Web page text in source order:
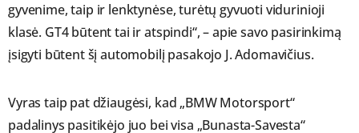
gyvenime, taip ir lenktynėse, turėtų gyvuoti vidurinioji
klasė. GT4 būtent tai ir atspindi“, – apie savo pasirinkimą
įsigyti būtent šį automobilį pasakojo J. Adomavičius.
Vyras taip pat džiaugėsi, kad „BMW Motorsport“
padalinys pasitikėjo juo bei visa „Bunasta-Savesta“